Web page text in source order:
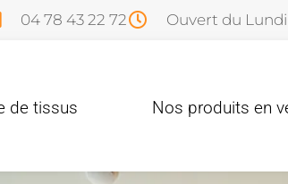
04 78 43 22 72 Ouvert du Lundi
de tissus Nos produits en